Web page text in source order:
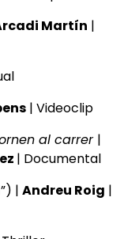
Martín |
| Videoclip
al carrer |
| Documental
| Andreu Roig |